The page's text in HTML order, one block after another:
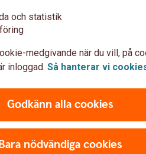
5 800
27 500
och statistik
medgivande när du vill, på
inloggad. Så hanterar vi
Godkänn alla cookies
nödvändiga cookies